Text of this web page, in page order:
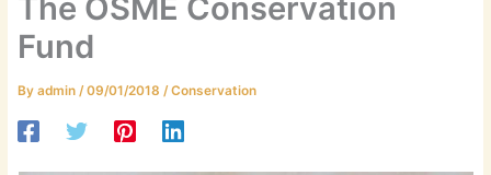
The OSME Conservation
Fund
Byadmin/09/01/2018/Conservation